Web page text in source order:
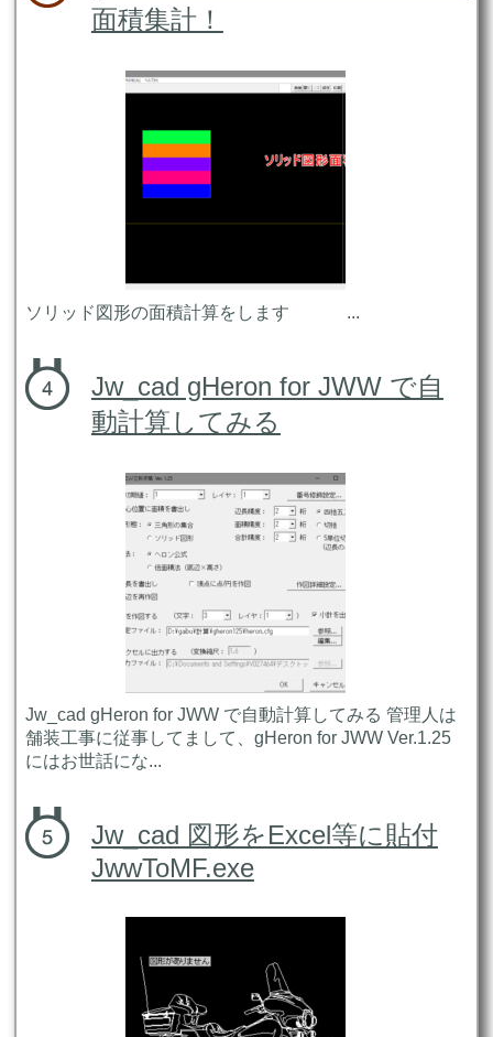
面積集計！
ソリッド図形の面積計算をします ...
Jw_cad gHeron for JWW で自
動計算してみる
Jw_cad gHeron for JWW で自動計算してみる 管理人は
舗装工事に従事してまして、gHeron for JWW Ver.1.25
にはお世話にな...
Jw_cad 図形をExcel等に貼付
JwwToMF.exe